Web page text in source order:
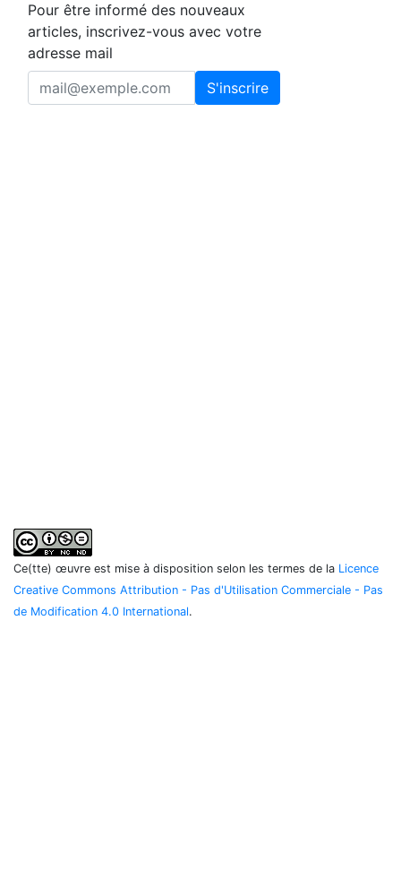
Pour être informé des nouveaux
articles, inscrivez-vous avec votre
adresse mail
S'inscrire
Ce(tte) œuvre est mise à disposition selon les termes de la Licence
Creative Commons Attribution - Pas d'Utilisation Commerciale - Pas
de Modification 4.0 International.